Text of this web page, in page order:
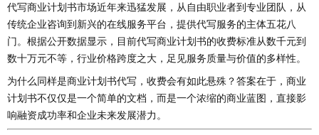
代写商业计划书市场近年来迅猛发展，从自由职业者到专业团队，从
传统企业咨询到新兴的在线服务平台，提供代写服务的主体五花八
门。根据公开数据显示，目前代写商业计划书的收费标准从数千元到
数十万元不等，行业价格跨度之大，足见服务质量与价值的多样性。
为什么同样是商业计划书代写，收费会有如此悬殊？答案在于，商业
计划书不仅仅是一个简单的文档，而是一个浓缩的商业蓝图，直接影
响融资成功率和企业未来发展潜力。